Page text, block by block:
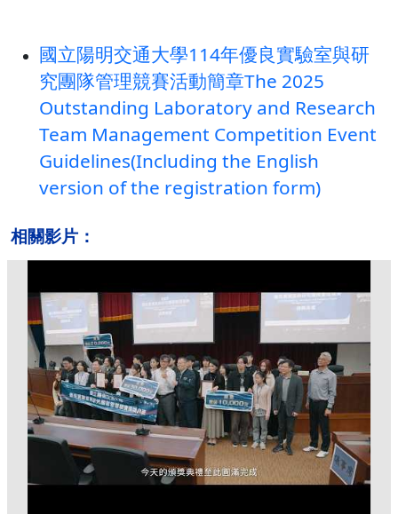
國立陽明交通大學114年優良實驗室與研
究團隊管理競賽活動簡章The 2025
Outstanding Laboratory and Research
Team Management Competition Event
Guidelines(Including the English
version of the registration form)
相關影片：